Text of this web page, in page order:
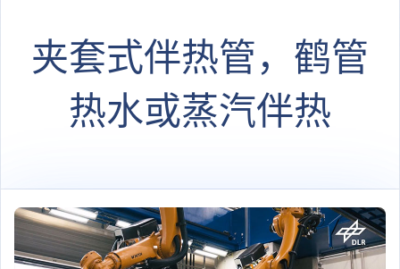
夹套式伴热管，鹤管
热水或蒸汽伴热